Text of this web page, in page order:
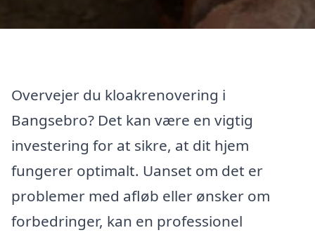
Overvejer du kloakrenovering i
Bangsebro? Det kan være en vigtig
investering for at sikre, at dit hjem
fungerer optimalt. Uanset om det er
problemer med afløb eller ønsker om
forbedringer, kan en professionel